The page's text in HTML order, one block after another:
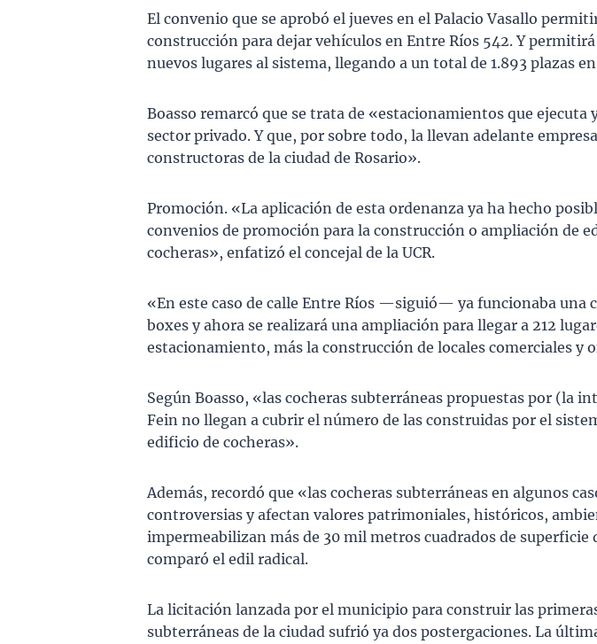
El convenio que se aprobó el jueves en el Palacio Vasallo
construcción para dejar vehículos en Entre Ríos 542. Y permitirá
nuevos lugares al sistema, llegando a un total de 1.893 plazas
Boasso remarcó que se trata de «estacionamientos que ejecuta
sector privado. Y que, por sobre todo, la llevan adelante
constructoras de la ciudad de Rosario».
Promoción. «La aplicación de esta ordenanza ya ha hecho
convenios de promoción para la construcción o ampliación de
cocheras», enfatizó el concejal de la UCR.
«En este caso de calle Entre Ríos —siguió— ya funcionaba una
boxes y ahora se realizará una ampliación para llegar a 212
estacionamiento, más la construcción de locales comerciales y
Según Boasso, «las cocheras subterráneas propuestas por (la
Fein no llegan a cubrir el número de las construidas por el
edificio de cocheras».
Además, recordó que «las cocheras subterráneas en algunos
controversias y afectan valores patrimoniales, históricos,
impermeabilizan más de 30 mil metros cuadrados de superficie
comparó el edil radical.
La licitación lanzada por el municipio para construir las
subterráneas de la ciudad sufrió ya dos postergaciones. La